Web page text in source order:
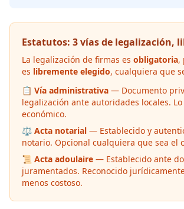
Estatutos: 3 vías de legalización,
La legalización de firmas es obligatoria,
es libremente elegido, cualquiera que
📋 Vía administrativa — Documento
legalización ante autoridades locales. Lo
económico.
⚖️ Acta notarial — Establecido y
notario. Opcional cualquiera que sea el
📜 Acta adoulaire — Establecido ante
juramentados. Reconocido
menos costoso.